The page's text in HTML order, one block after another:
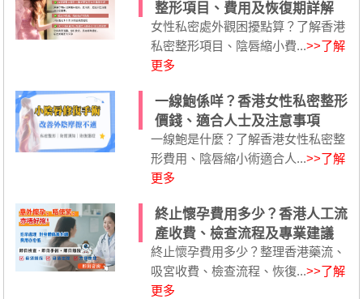
整形項目、費用及恢復期詳解
女性私密處外觀困擾點算？了解香港
私密整形項目、陰唇縮小費...>>了解
更多
一線鮑係咩？香港女性私密整形
價錢、適合人士及注意事項
一線鮑是什麼？了解香港女性私密整
形費用、陰唇縮小術適合人...>>了解
更多
終止懷孕費用多少？香港人工流
產收費、檢查流程及專業建議
終止懷孕費用多少？整理香港藥流、
吸宮收費、檢查流程、恢復...>>了解
更多